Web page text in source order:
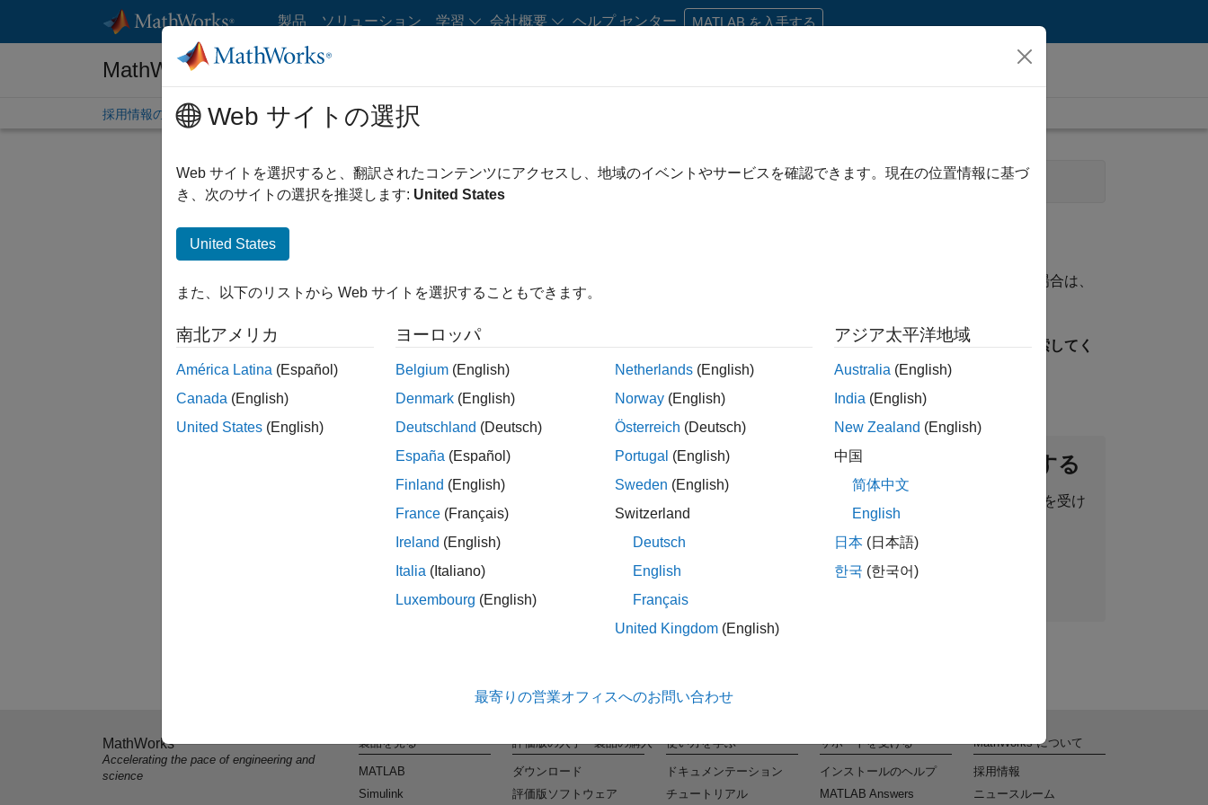
コンテンツへスキップ
製品 ソリューション 学習 会社概要 ヘルプ センター MATLAB を入手する
MathWorks 採用情報
採用情報の概要 求人検索 オフィス所在地 学生・キャリア初期の方
絞り込み条件 インターンシップ 企業向けセールス 教育機関向けセールス
してください。それでも応募資格に一致する求人が見つからない場合は、
人材ネットワーク に登録して、最新の求人に関する更新情報を受け取ることができます。
一部の求人情報は翻訳されていません。ご希望の地域ですべての求人を見つけるには、所在地を指定して検索してく
ださい。
タレントネットワークに参加する
条件に合った求人情報、ストーリー、最新情報を受け
取ることができます。
今すぐ参加
Web サイトの選択
Web サイトを選択すると、翻訳されたコンテンツにアクセスし、地域のイベントやサービスを確認できます。現在の位置情報に基づ
き、次のサイトの選択を推奨します: United States
United States
また、以下のリストから Web サイトを選択することもできます。
南北アメリカ
América Latina (Español)
Canada (English)
United States (English)
ヨーロッパ
Belgium (English)
Denmark (English)
Deutschland (Deutsch)
España (Español)
Finland (English)
France (Français)
Ireland (English)
Italia (Italiano)
Luxembourg (English)
Netherlands (English)
Norway (English)
Österreich (Deutsch)
Portugal (English)
Sweden (English)
Switzerland
Deutsch
English
Français
United Kingdom (English)
アジア太平洋地域
Australia (English)
India (English)
New Zealand (English)
中国
简体中文
English
日本 (日本語)
한국 (한국어)
最寄りの営業オフィスへのお問い合わせ
MathWorks
Accelerating the pace of engineering and
science
製品を見る
MATLAB
Simulink
評価版の入手・製品の購入
ダウンロード
評価版ソフトウェア
使い方を学ぶ
ドキュメンテーション
チュートリアル
サポートを受ける
インストールのヘルプ
MATLAB Answers
MathWorks について
採用情報
ニュースルーム